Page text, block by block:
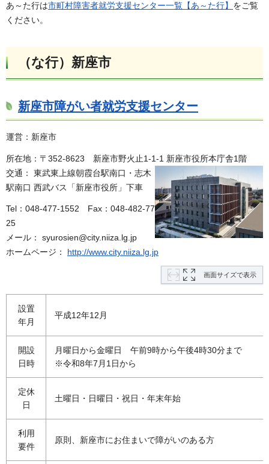
あ～た行は市町村障害者就労支援センター一覧【あ～た行】 をご覧
ください。
（な行）新座市
新座市障がい者就労支援センター
運営：新座市
所在地：〒352-8623 新座市野火止1-1-1 新座市役所本庁舎1階
交通： 東武東上線朝霞台駅南口・志木
駅南口 西武バス「新座市役所」下車
Tel：048-477-1552 Fax：048-482-77
25
メール： syurosien@city.niiza.lg.jp
ホームページ： http://www.city.niiza.lg.jp
画面サイズで表示
設置
年月
平成12年12月
開設
日時
月曜日から金曜日 午前9時から午後4時30分まで
※令和8年7月1日から
定休
日
土曜日・日曜日・祝日・年末年始
利用
要件
原則、新座市にお住まいで障がいのある方